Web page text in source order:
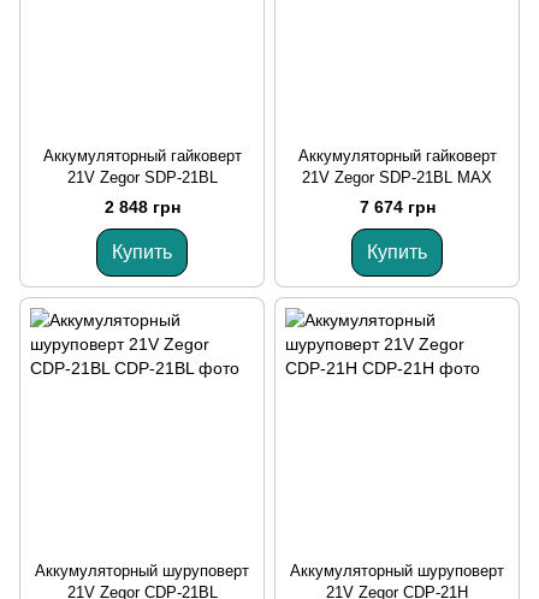
Аккумуляторный гайковерт
21V Zegor SDP-21BL
2 848 грн
Купить
Аккумуляторный гайковерт
21V Zegor SDP-21BL MAХ
7 674 грн
Купить
Аккумуляторный шуруповерт
21V Zegor CDP-21BL
Аккумуляторный шуруповерт
21V Zegor CDP-21Н